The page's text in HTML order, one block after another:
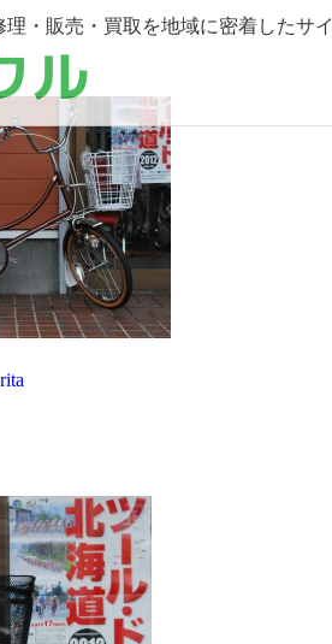
・販売・買取を地域に密着したサ